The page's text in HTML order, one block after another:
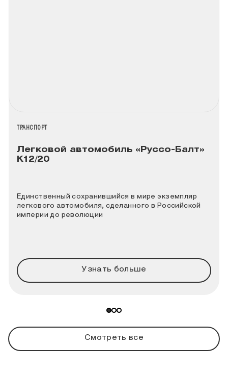
НАЗВАНИЕ КОЛЛЕКЦИИ
ТРАНСПОРТ
Легковой автомобиль «Руссо-Балт»
К12/20
Единственный сохранившийся в мире экземпляр
легкового автомобиля, сделанного в Российской
империи до революции
Узнать больше
Смотреть все